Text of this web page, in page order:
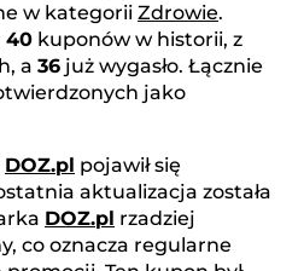
w kategorii Zdrowie.
40 kuponów w historii, z
a 36 już wygasło. Łącznie
jako
DOZ.pl pojawił się
aktualizacja została
DOZ.pl rzadziej
co oznacza regularne